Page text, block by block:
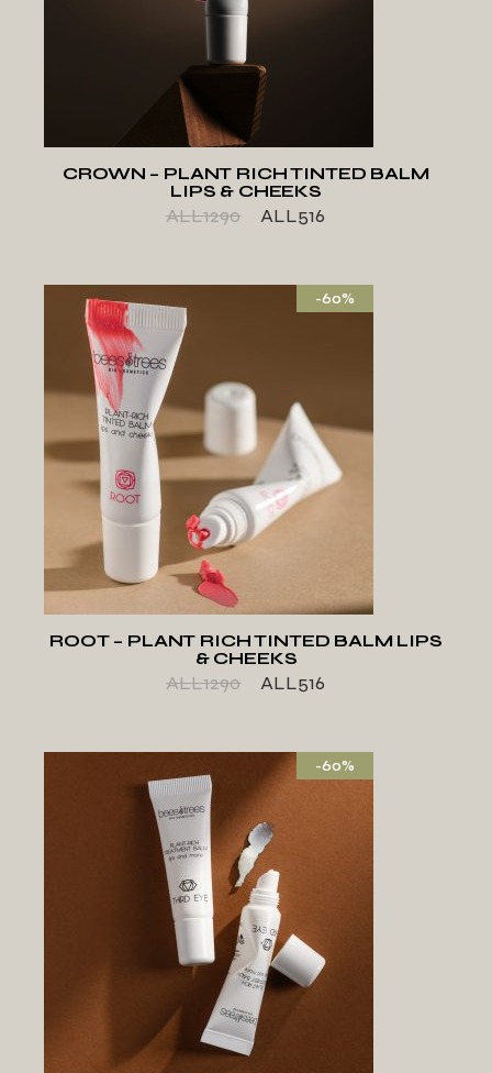
SHTO TE LISTA E
DËSHIRAVE
CROWN – PLANT RICH TINTED BALM
LIPS & CHEEKS
ALL1290 ALL516
-60%
SHTO TE LISTA E
DËSHIRAVE
ROOT – PLANT RICH TINTED BALM LIPS
& CHEEKS
ALL1290 ALL516
-60%
SHTO TE LISTA E
DËSHIRAVE